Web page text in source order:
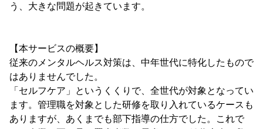
う、大きな問題が起きています。
【本サービスの概要】
従来のメンタルヘルス対策は、中年世代に特化したもので
はありませんでした。
「セルフケア」というくくりで、全世代が対象となってい
ます。管理職を対象とした研修を取り入れているケースも
ありますが、あくまでも部下指導の仕方でした。これで